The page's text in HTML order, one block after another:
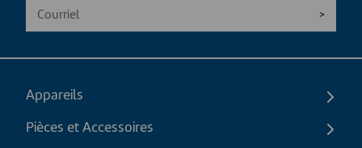
Appareils
Pièces et Accessoires